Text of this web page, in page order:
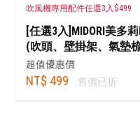
吹風機專用配件任選3入$499
[任選3入]MIDORI美多
(吹頭、壁掛架、氣墊
超值優惠價
NT$ 499 售價已折